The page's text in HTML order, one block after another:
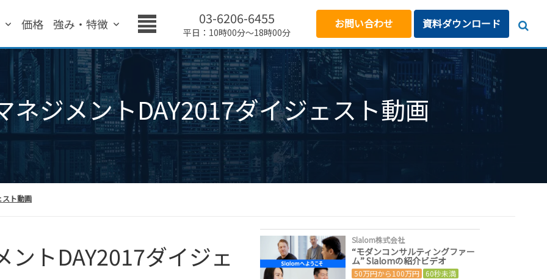
価格 強み・特徴 03-6206-6455
平日：10時00分～18時00分
お問い合わせ 資料ダウンロード
ネジメントDAY2017ダイジェスト動画
スト動画
トDAY2017ダイジェ
Slalom株式会社
“モダンコンサルティングファー
ム” Slalomの紹介ビデオ
50万円から100万円
60秒未満